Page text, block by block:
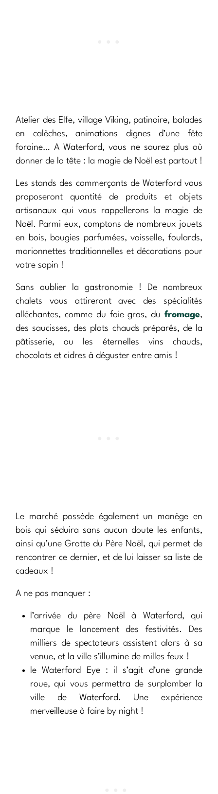
Atelier des Elfe, village Viking, patinoire, balades
en calèches, animations dignes d’une fête
foraine… A Waterford, vous ne saurez plus où
donner de la tête : la magie de Noël est partout !
Les stands des commerçants de Waterford vous
proposeront quantité de produits et objets
artisanaux qui vous rappellerons la magie de
Noël. Parmi eux, comptons de nombreux jouets
en bois, bougies parfumées, vaisselle, foulards,
marionnettes traditionnelles et décorations pour
votre sapin !
Sans oublier la gastronomie ! De nombreux
chalets vous attireront avec des spécialités
alléchantes, comme du foie gras, du fromage,
des saucisses, des plats chauds préparés, de la
pâtisserie, ou les éternelles vins chauds,
chocolats et cidres à déguster entre amis !
Le marché possède également un manège en
bois qui séduira sans aucun doute les enfants,
ainsi qu’une Grotte du Père Noël, qui permet de
rencontrer ce dernier, et de lui laisser sa liste de
cadeaux !
A ne pas manquer :
l’arrivée du père Noël à Waterford, qui
marque le lancement des festivités. Des
milliers de spectateurs assistent alors à sa
venue, et la ville s’illumine de milles feux !
le Waterford Eye : il s’agit d’une grande
roue, qui vous permettra de surplomber la
ville de Waterford. Une expérience
merveilleuse à faire by night !